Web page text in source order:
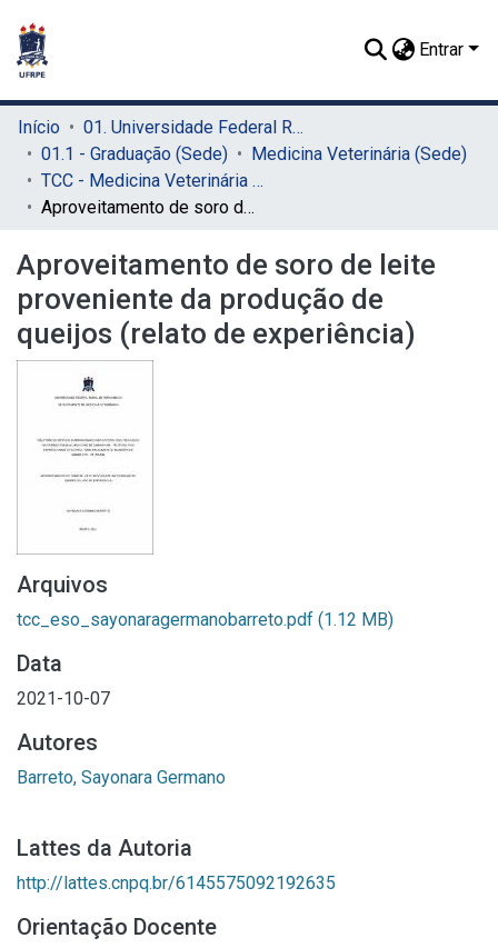
Entrar
Início
01. Universidade Federal Rural de Pernambuco - UFRPE (Sede)
01.1 - Graduação (Sede)
Medicina Veterinária (Sede)
TCC - Medicina Veterinária (Sede)
Aproveitamento de soro de leite proveniente da produção de queijos (relato de experiência)
Aproveitamento de soro de leite
proveniente da produção de
queijos (relato de experiência)
Arquivos
tcc_eso_sayonaragermanobarreto.pdf (1.12 MB)
Data
2021-10-07
Autores
Barreto, Sayonara Germano
Lattes da Autoria
http://lattes.cnpq.br/6145575092192635
Orientação Docente